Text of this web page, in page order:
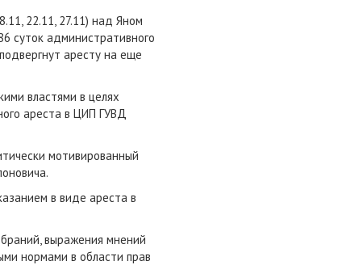
22.11, 27.11) над Яном
суток административного
аресту на еще
властями в целях
ареста в ЦИП ГУВД
мотивированный
в виде ареста в
выражения мнений
нормами в области прав